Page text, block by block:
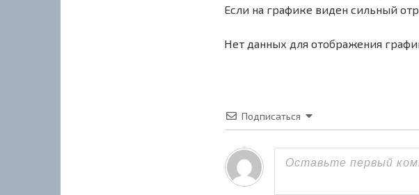
Если на графике виден сильный
Нет данных для отображения
Подписаться